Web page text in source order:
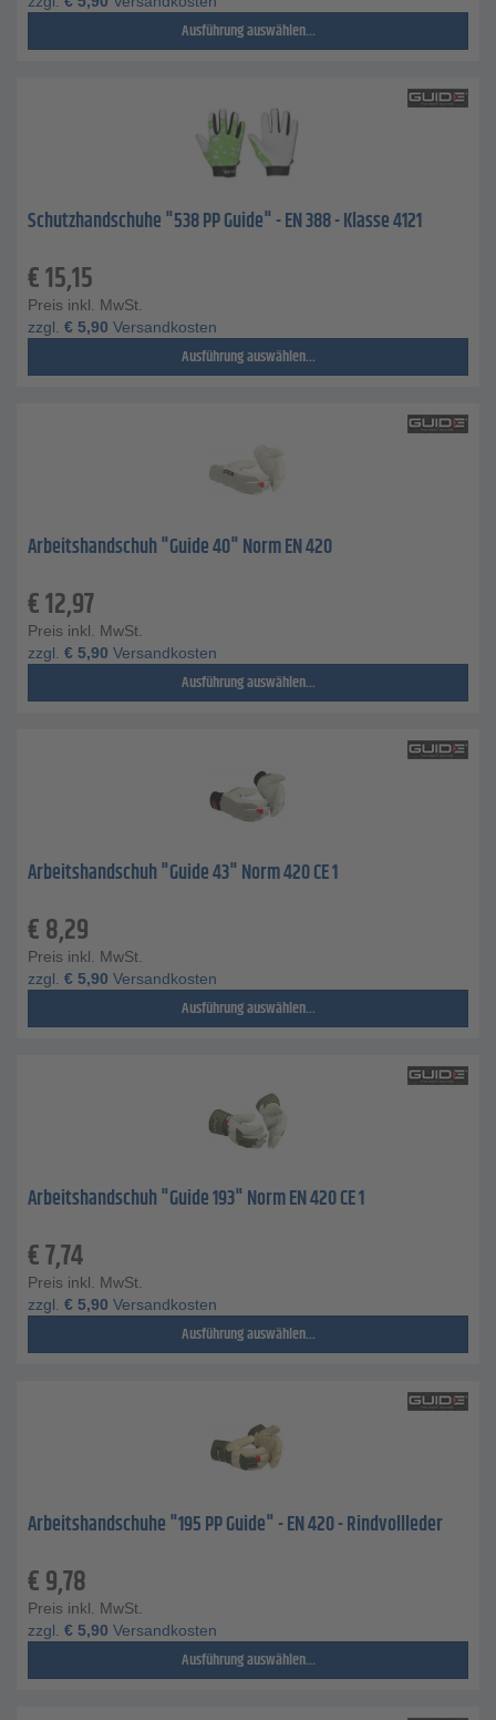
Ausführung auswählen...
Schutzhandschuhe "538 PP Guide" - EN 388 - Klasse 4121
€15,15
Preis inkl. MwSt.
zzgl. € 5,90 Versandkosten
Ausführung auswählen...
Arbeitshandschuh "Guide 40" Norm EN 420
€12,97
Preis inkl. MwSt.
zzgl. € 5,90 Versandkosten
Ausführung auswählen...
Arbeitshandschuh "Guide 43" Norm 420 CE 1
€8,29
Preis inkl. MwSt.
zzgl. € 5,90 Versandkosten
Ausführung auswählen...
Arbeitshandschuh "Guide 193" Norm EN 420 CE 1
€7,74
Preis inkl. MwSt.
zzgl. € 5,90 Versandkosten
Ausführung auswählen...
Arbeitshandschuhe "195 PP Guide" - EN 420 - Rindvollleder
€9,78
Preis inkl. MwSt.
zzgl. € 5,90 Versandkosten
Ausführung auswählen...